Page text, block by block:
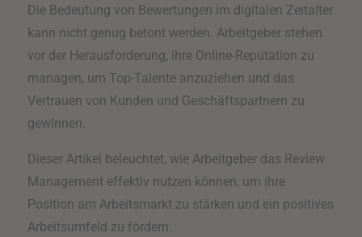
Die Bedeutung von Bewertungen im digitalen Zeitalter
kann nicht genug betont werden. Arbeitgeber stehen
vor der Herausforderung, ihre Online-Reputation zu
managen, um Top-Talente anzuziehen und das
Vertrauen von Kunden und Geschäftspartnern zu
gewinnen.
Dieser Artikel beleuchtet, wie Arbeitgeber das Review
Management effektiv nutzen können, um ihre
Position am Arbeitsmarkt zu stärken und ein positives
Arbeitsumfeld zu fördern.